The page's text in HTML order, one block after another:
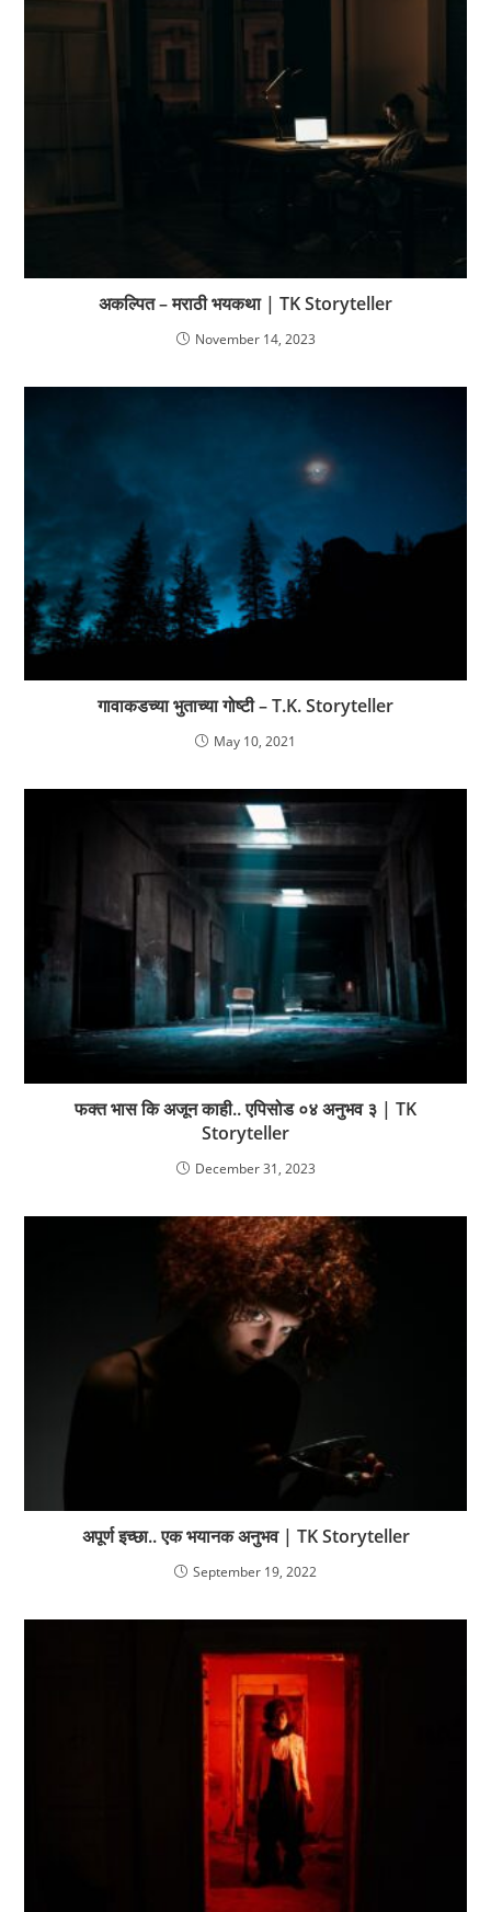
अकल्पित – मराठी भयकथा | TK Storyteller
November 14, 2023
गावाकडच्या भुताच्या गोष्टी – T.K. Storyteller
May 10, 2021
फक्त भास कि अजून काही.. एपिसोड ०४ अनुभव ३ | TK
Storyteller
December 31, 2023
अपूर्ण इच्छा.. एक भयानक अनुभव | TK Storyteller
September 19, 2022